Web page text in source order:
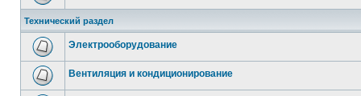
Технический раздел
Электрооборудование
Вентиляция и кондиционирование